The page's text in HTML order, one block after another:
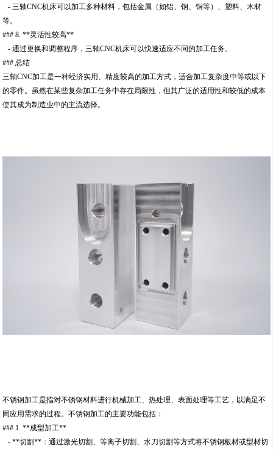
- 三轴CNC机床可以加工多种材料，包括金属（如铝、钢、铜等）、塑料、木材
等。
### 8. **灵活性较高**
- 通过更换和调整程序，三轴CNC机床可以快速适应不同的加工任务。
### 总结
三轴CNC加工是一种经济实用、精度较高的加工方式，适合加工复杂度中等或以下
的零件。虽然在某些复杂加工任务中存在局限性，但其广泛的适用性和较低的成本
使其成为制造业中的主流选择。
不锈钢加工是指对不锈钢材料进行机械加工、热处理、表面处理等工艺，以满足不
同应用需求的过程。不锈钢加工的主要功能包括：
### 1. **成型加工**
- **切割**：通过激光切割、等离子切割、水刀切割等方式将不锈钢板材或型材切